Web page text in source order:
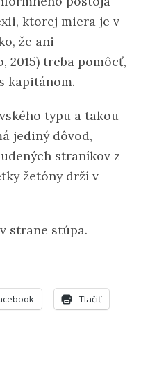
ktorej miera je v
že ani
2015) treba pomôcť,
kapitánom.
typu a takou
jediný dôvod,
straníkov z
žetóny drží v
strane stúpa.
Tlačiť